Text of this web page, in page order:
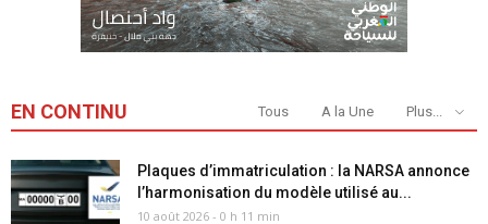
EN CONTINU Tous A la Une Plus...
Plaques d’immatriculation : la NARSA annonce
l’harmonisation du modèle utilisé au...
10 août 2026 - 0 h 11 min